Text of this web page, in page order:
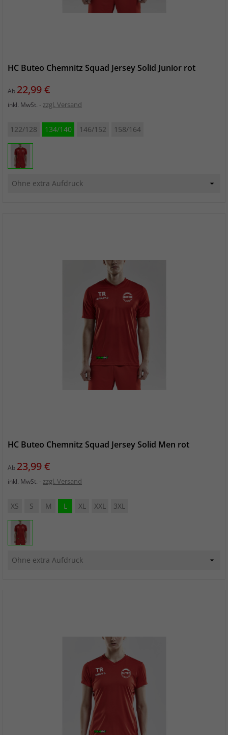
HC Buteo Chemnitz Squad Jersey Solid Junior rot
Ab Preis
22,99 €
inkl. MwSt. zzgl. Versand
122/128 134/140 146/152 158/164
HC Buteo Chemnitz Squad Jersey Solid Men rot
Ab Preis
23,99 €
inkl. MwSt. zzgl. Versand
XS S M L XL XXL 3XL